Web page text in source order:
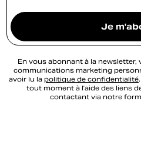
Je
En vous abonnant à la newsletter,
communications marketing
avoir lu la politique de confidentialité
tout moment à l’aide des liens
contactant via notre